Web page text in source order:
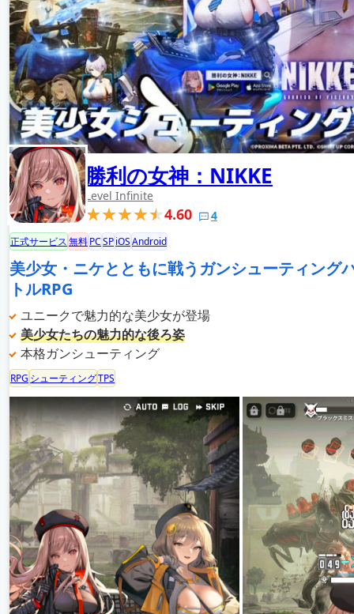
勝利の女神：NIKKE
Level Infinite
4.60 4
正式サービス無料PCSPiOSAndroid
美少女・ニケとともに戦うガンシューティング
トルRPG
ユニークで魅力的な美少女が登場
美少女たちの魅力的な後ろ姿
本格ガンシューティング
RPG シューティングTPS